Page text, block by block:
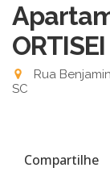
Rua
SC
Compartilhe